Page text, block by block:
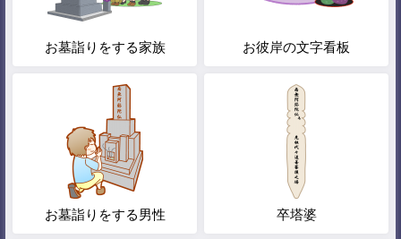
お墓詣りをする家族 お彼岸の文字看板
お墓詣りをする男性 卒塔婆